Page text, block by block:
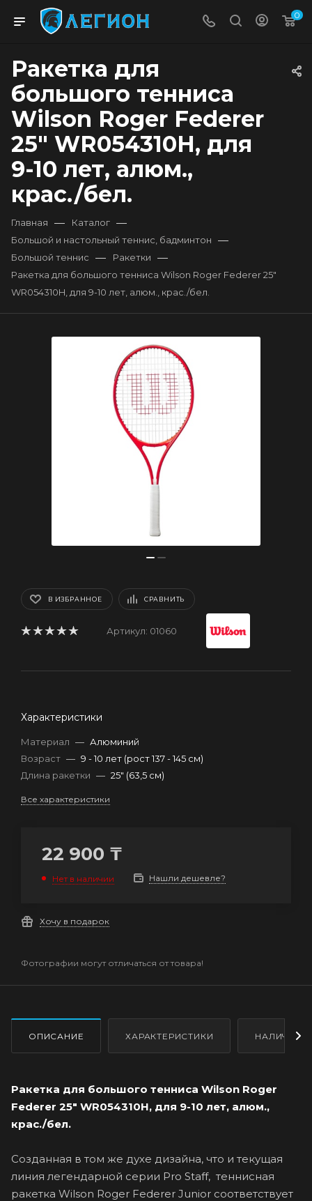
0
Ракетка для
большого тенниса
Wilson Roger Federer
25" WR054310H, для
9-10 лет, алюм.,
крас./бел.
Главная — Каталог —
Большой и настольный теннис, бадминтон —
Большой теннис — Ракетки —
Ракетка для большого тенниса Wilson Roger Federer 25"
WR054310H, для 9-10 лет, алюм., крас./бел.
В ИЗБРАННОЕ СРАВНИТЬ
Артикул: 01060
Характеристики
Материал — Алюминий
Возраст — 9 - 10 лет (рост 137 - 145 см)
Длина ракетки — 25" (63,5 см)
Все характеристики
22 900 ₸
Нет в наличии Нашли дешевле?
Хочу в подарок
Фотографии могут отличаться от товара!
ОПИСАНИЕ ХАРАКТЕРИСТИКИ НАЛИЧИЕ
Ракетка для большого тенниса Wilson Roger
Federer 25" WR054310H, для 9-10 лет, алюм.,
крас./бел.
Созданная в том же духе дизайна, что и текущая
линия легендарной серии Pro Staff, теннисная
ракетка Wilson Roger Federer Junior соответствует